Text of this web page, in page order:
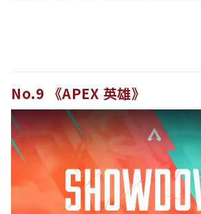
No.9 《APEX 英雄》